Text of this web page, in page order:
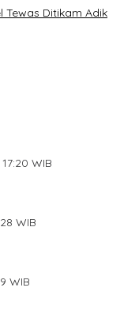
Tewas Ditikam Adik
WIB
WIB
WIB